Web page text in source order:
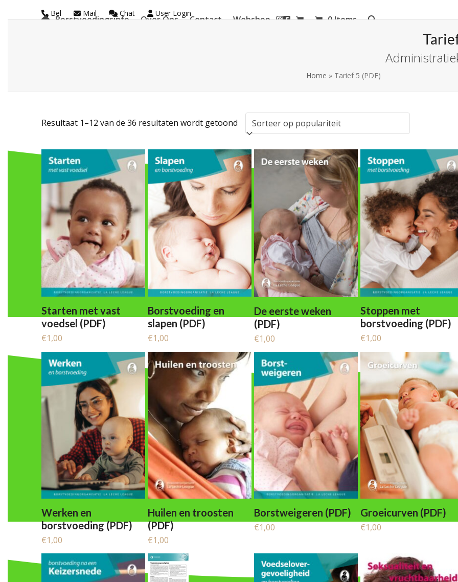
Bel Mail Chat User Login
Borstvoedingsinfo Over Ons Contact Webshop 0 Items
Home » Tarief 5 (PDF)
Resultaat 1–12 van de 36 resultaten wordt getoondGesorteerd
populariteit
Starten met vast
voedsel (PDF)
€1,00
Borstvoeding en
slapen (PDF)
€1,00
De eerste weken
(PDF)
€1,00
Stoppen met
borstvoeding (PDF)
€1,00
Werken en
borstvoeding (PDF)
€1,00
Huilen en troosten
(PDF)
€1,00
Borstweigeren (PDF)
€1,00
Groeicurven (PDF)
€1,00